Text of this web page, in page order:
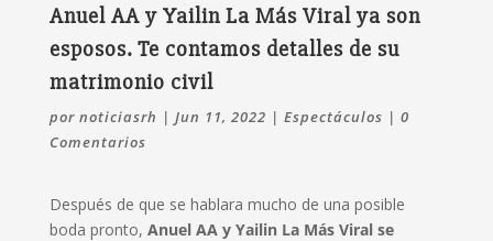
Anuel AA y Yailin La Más Viral ya son
esposos. Te contamos detalles de su
matrimonio civil
por noticiasrh | Jun 11, 2022 | Espectáculos | 0
Comentarios
Después de que se hablara mucho de una posible
boda pronto, Anuel AA y Yailin La Más Viral se